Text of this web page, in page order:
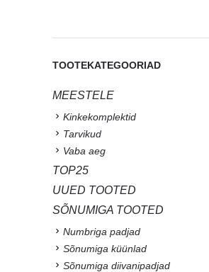
TOOTEKATEGOORIAD
MEESTELE
Kinkekomplektid
Tarvikud
Vaba aeg
TOP25
UUED TOOTED
SÕNUMIGA TOOTED
Numbriga padjad
Sõnumiga küünlad
Sõnumiga diivanipadjad